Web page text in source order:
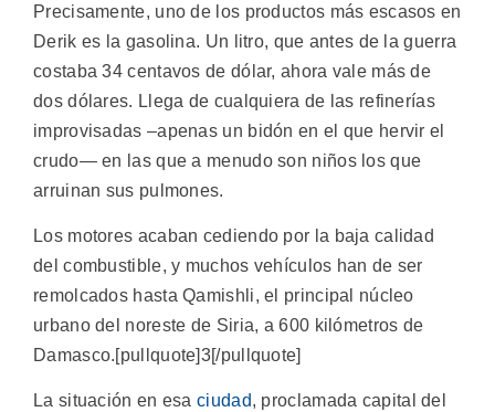
Precisamente, uno de los productos más escasos en
Derik es la gasolina. Un litro, que antes de la guerra
costaba 34 centavos de dólar, ahora vale más de
dos dólares. Llega de cualquiera de las refinerías
improvisadas –apenas un bidón en el que hervir el
crudo— en las que a menudo son niños los que
arruinan sus pulmones.
Los motores acaban cediendo por la baja calidad
del combustible, y muchos vehículos han de ser
remolcados hasta Qamishli, el principal núcleo
urbano del noreste de Siria, a 600 kilómetros de
Damasco.[pullquote]3[/pullquote]
La situación en esaciudad, proclamada capital del